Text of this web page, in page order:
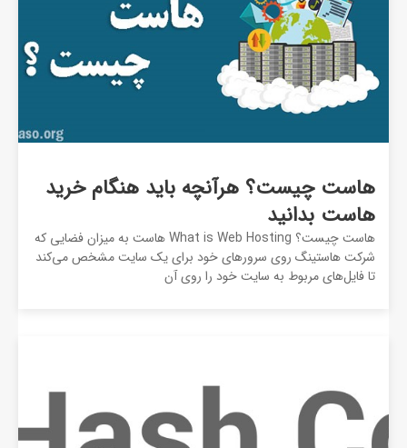
هاست چیست؟ هرآنچه باید هنگام خرید
هاست بدانید
هاست چیست؟ What is Web Hosting هاست به میزان فضایی که
شرکت هاستینگ روی سرورهای خود برای یک سایت مشخص می‌کند
تا فایل‌های مربوط به سایت خود را روی آن